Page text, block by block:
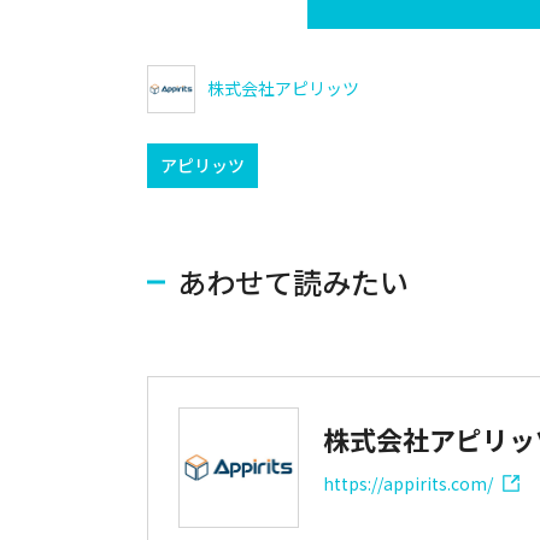
株式会社アピリッツ
アピリッツ
あわせて読みたい
株式会社アピリ
https://appirits.com/